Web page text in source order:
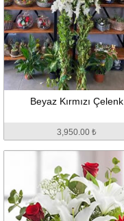
Beyaz Kırmızı Çelenk
3,950.00 ₺